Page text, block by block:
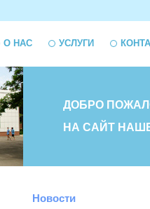
О НАС УСЛУГИ
ДОБРО
НА САЙТ
Новости